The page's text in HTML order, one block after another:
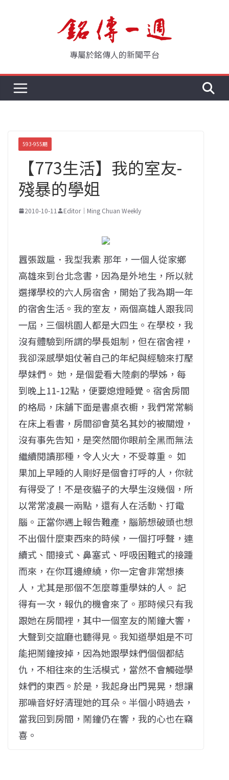
專屬於銘傳人的新聞平台
593-955期
【773生活】我的室友-
殘暴的學姐
2010-10-11 Editor｜Ming Chuan Weekly
囂張跋扈．我型我素 那年，一個人從家鄉
高雄來到台北念書，因為是外地生，所以就
選擇學校的六人房宿舍，開始了我為期一年
的宿舍生活。我的室友，兩個高雄人跟我同
一屆，三個桃園人都是大四生。在學校，我
沒有體驗到所謂的學長姐制，但在宿舍裡，
我卻深感學姐仗著自己的年紀與經驗來打壓
學妹們。 她，是個愛看大陸劇的學姊，每
到晚上11-12點，便要熄燈睡覺。宿舍房間
的格局，床舖下面是書桌衣櫥，我們常常躺
在床上看書，房間卻會莫名其妙的被關燈，
沒有事先告知，是突然間你眼前全黑而無法
繼續閱讀那種，令人火大，不受尊重。 如
果加上早睡的人剛好是個會打呼的人，你就
有得受了！不是夜貓子的大學生沒幾個，所
以常常凌晨一兩點，還有人在活動、打電
腦。正當你遇上報告難產，腦筋想破頭也想
不出個什麼東西來的時候，一個打呼聲，連
續式、間接式、鼻塞式、呼吸困難式的接踵
而來，在你耳邊繚繞，你一定會非常想揍
人，尤其是那個不怎麼尊重學妹的人。 記
得有一次，報仇的機會來了。那時候只有我
跟她在房間裡，其中一個室友的鬧鐘大響，
大聲到交誼廳也聽得見。我知道學姐是不可
能把鬧鐘按掉，因為她跟學妹們個個都結
仇，不相往來的生活模式，當然不會觸碰學
妹們的東西。於是，我起身出門晃晃，想讓
那噪音好好清理她的耳朵。半個小時過去，
當我回到房間，鬧鐘仍在響，我的心也在竊
喜。